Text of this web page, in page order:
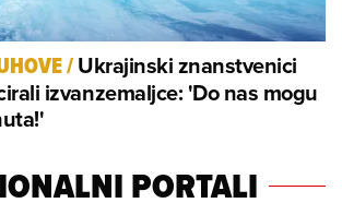
/Ukrajinski znanstvenici
izvanzemaljce: 'Do nas mogu
PORTALI